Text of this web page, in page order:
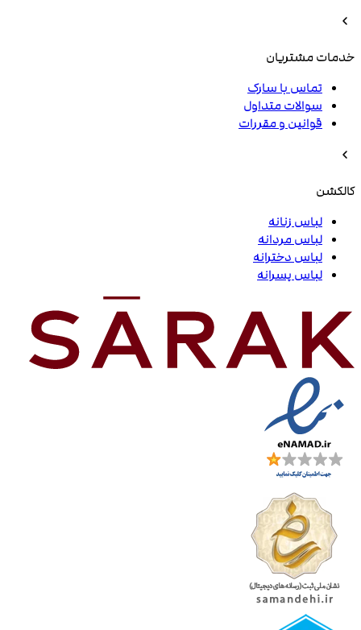
خدمات مشتریان
تماس با سارک
سوالات متداول
قوانین و مقررات
کالکشن
لباس زنانه
لباس مردانه
لباس دخترانه
لباس پسرانه